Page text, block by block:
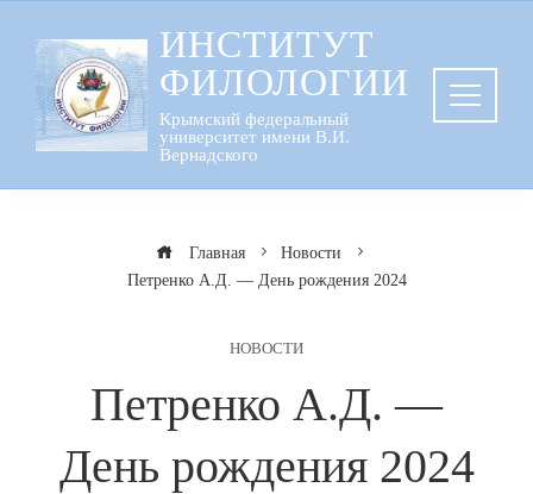
содержанию
ИНСТИТУТ
ФИЛОЛОГИИ
Крымский федеральный
университет имени В.И.
Вернадского
Главная
Новости
Петренко А.Д. — День рождения 2024
НОВОСТИ
Петренко А.Д. —
День рождения 2024